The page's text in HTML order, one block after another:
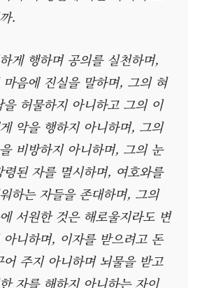
.
게 행하며 공의를 실천하며,
마음에 진실을 말하며, 그의 혀
을 허물하지 아니하고 그의 이
악을 행하지 아니하며, 그의
비방하지 아니하며, 그의 눈
령된 자를 멸시하며, 여호와를
하는 자들을 존대하며, 그의
서원한 것은 해로울지라도 변
아니하며, 이자를 받으려고 돈
어 주지 아니하며 뇌물을 받고
자를 해하지 아니하는 자이